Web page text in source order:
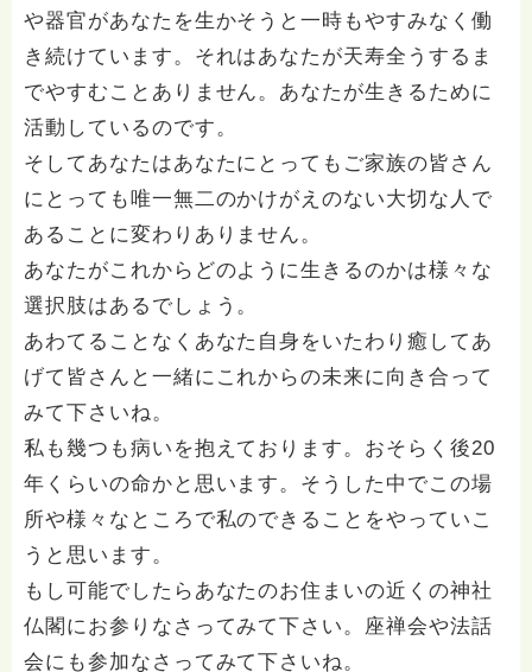
や器官があなたを生かそうと一時もやすみなく働
き続けています。それはあなたが天寿全うするま
でやすむことありません。あなたが生きるために
活動しているのです。
そしてあなたはあなたにとってもご家族の皆さん
にとっても唯一無二のかけがえのない大切な人で
あることに変わりありません。
あなたがこれからどのように生きるのかは様々な
選択肢はあるでしょう。
あわてることなくあなた自身をいたわり癒してあ
げて皆さんと一緒にこれからの未来に向き合って
みて下さいね。
私も幾つも病いを抱えております。おそらく後20
年くらいの命かと思います。そうした中でこの場
所や様々なところで私のできることをやっていこ
うと思います。
もし可能でしたらあなたのお住まいの近くの神社
仏閣にお参りなさってみて下さい。座禅会や法話
会にも参加なさってみて下さいね。